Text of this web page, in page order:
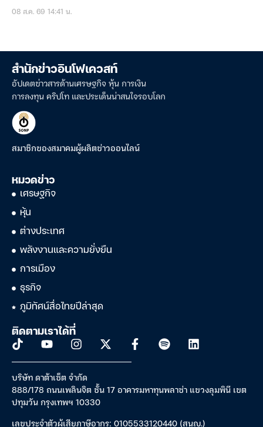
08 ส.ค. 69 14:41 น.
สำนักข่าวอินโฟเควสท์
อัปเดตข่าวสารด้านเศรษฐกิจ หุ้น การเงิน
การลงทุน คริปโท และประเด็นน่าสนใจรอบโลก
สมาชิกของสมาคมผู้ผลิตข่าวออนไลน์
หมวดข่าว
เศรษฐกิจ
หุ้น
ต่างประเทศ
พลังงานและความยั่งยืน
การเมือง
ธุรกิจ
ภูมิทัศน์สื่อไทยปีล่าสุด
ติดตามเราได้ที่
บริษัท ดาต้าเซ็ต จำกัด
888/178 ถนนเพลินจิต ชั้น 17 อาคารมหาทุนพลาซ่า แขวงลุมพินี เขต
ปทุมวัน กรุงเทพฯ 10330
เลขประจำตัวผู้เสียภาษีอากร: 0105533120440 (สนญ.)